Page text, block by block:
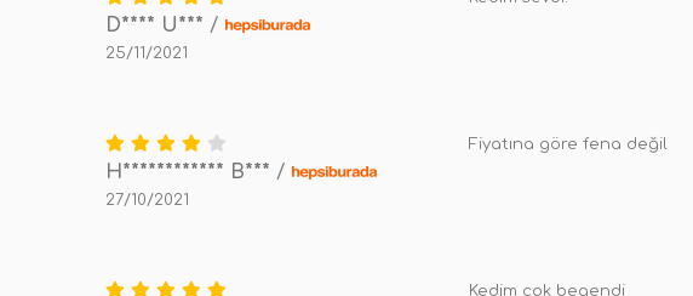
D**** U*** /
25/11/2021
H************ B*** /
27/10/2021
Fiyatına göre fena değil
Kedim çok begendi